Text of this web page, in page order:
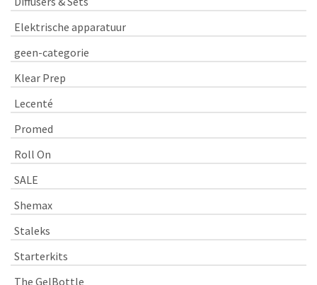
Elektrische apparatuur
geen-categorie
Klear Prep
Lecenté
Promed
Roll On
SALE
Shemax
Staleks
Starterkits
The GelBottle